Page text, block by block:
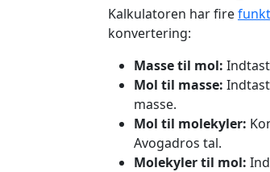
Kalkulatoren har fire
konvertering:
Masse til mol:
Mol til masse:
masse.
Mol til molekyler:
Avogadros tal.
Molekyler til mol: